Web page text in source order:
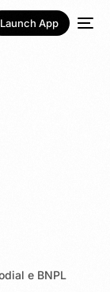
Launch App
e BNPL